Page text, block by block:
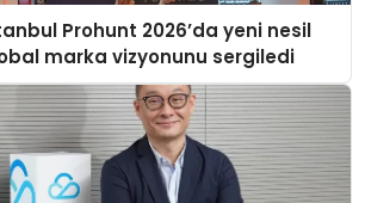
Prohunt 2026’da yeni nesil
marka vizyonunu sergiledi